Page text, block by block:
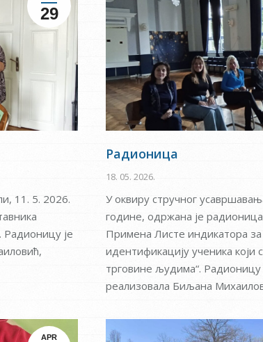
29
11. 5. 2026.
Радионицу је
Радионица
18. 05. 2026.
У оквиру стручног
године, одржана је
Примена Листе индикатора
идентификацију ученика који
трговине људима“. Радионицу
реализовала Биљана
APR